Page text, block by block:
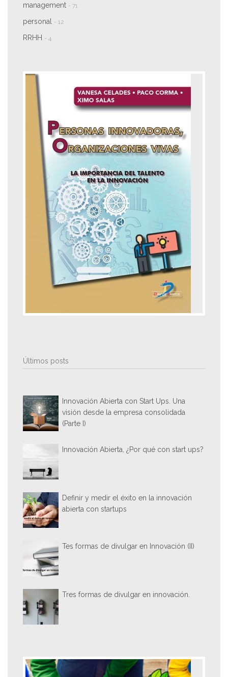
management - 71
personal - 12
RRHH - 4
Últimos posts
Innovación Abierta con Start Ups. Una
visión desde la empresa consolidada
(Parte I)
Innovación Abierta, ¿Por qué con start ups?
Definir y medir el éxito en la innovación
abierta con startups
Tes formas de divulgar en Innovación (II)
Tres formas de divulgar en innovación.